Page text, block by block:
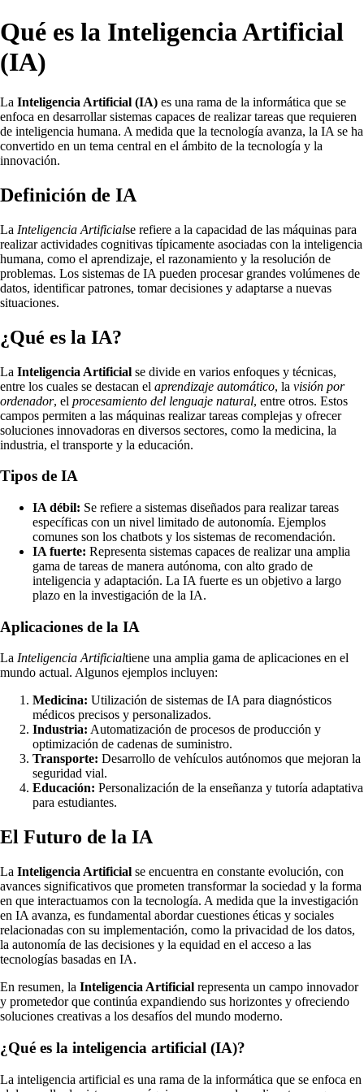
Qué es la Inteligencia Artificial
(IA)
La Inteligencia Artificial (IA) es una rama de la informática que se
enfoca en desarrollar sistemas capaces de realizar tareas que requieren
de inteligencia humana. A medida que la tecnología avanza, la IA se ha
convertido en un tema central en el ámbito de la tecnología y la
innovación.
Definición de IA
La Inteligencia Artificialse refiere a la capacidad de las máquinas para
realizar actividades cognitivas típicamente asociadas con la inteligencia
humana, como el aprendizaje, el razonamiento y la resolución de
problemas. Los sistemas de IA pueden procesar grandes volúmenes de
datos, identificar patrones, tomar decisiones y adaptarse a nuevas
situaciones.
¿Qué es la IA?
La Inteligencia Artificial se divide en varios enfoques y técnicas,
entre los cuales se destacan el aprendizaje automático, la visión por
ordenador, el procesamiento del lenguaje natural, entre otros. Estos
campos permiten a las máquinas realizar tareas complejas y ofrecer
soluciones innovadoras en diversos sectores, como la medicina, la
industria, el transporte y la educación.
Tipos de IA
IA débil: Se refiere a sistemas diseñados para realizar tareas
específicas con un nivel limitado de autonomía. Ejemplos
comunes son los chatbots y los sistemas de recomendación.
IA fuerte: Representa sistemas capaces de realizar una amplia
gama de tareas de manera autónoma, con alto grado de
inteligencia y adaptación. La IA fuerte es un objetivo a largo
plazo en la investigación de la IA.
Aplicaciones de la IA
La Inteligencia Artificialtiene una amplia gama de aplicaciones en el
mundo actual. Algunos ejemplos incluyen:
Medicina: Utilización de sistemas de IA para diagnósticos
médicos precisos y personalizados.
Industria: Automatización de procesos de producción y
optimización de cadenas de suministro.
Transporte: Desarrollo de vehículos autónomos que mejoran la
seguridad vial.
Educación: Personalización de la enseñanza y tutoría adaptativa
para estudiantes.
El Futuro de la IA
La Inteligencia Artificial se encuentra en constante evolución, con
avances significativos que prometen transformar la sociedad y la forma
en que interactuamos con la tecnología. A medida que la investigación
en IA avanza, es fundamental abordar cuestiones éticas y sociales
relacionadas con su implementación, como la privacidad de los datos,
la autonomía de las decisiones y la equidad en el acceso a las
tecnologías basadas en IA.
En resumen, la Inteligencia Artificial representa un campo innovador
y prometedor que continúa expandiendo sus horizontes y ofreciendo
soluciones creativas a los desafíos del mundo moderno.
¿Qué es la inteligencia artificial (IA)?
La inteligencia artificial es una rama de la informática que se enfoca en